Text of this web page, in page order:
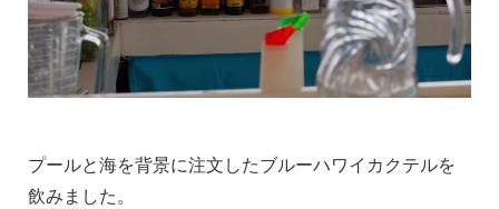
プールと海を背景に注文したブルーハワイカクテルを
飲みました。